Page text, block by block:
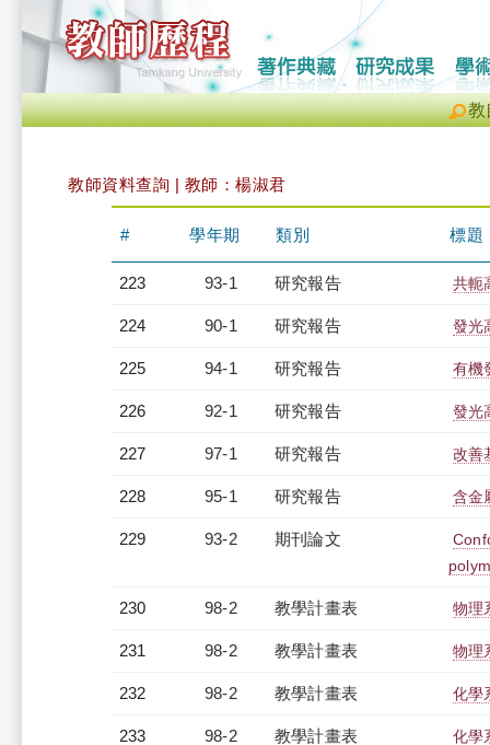
教
教師資料查詢 | 教師：楊淑君
# 學年期 類別 標題
223 93-1 研究報告 共軛
224 90-1 研究報告 發光
225 94-1 研究報告 有機
226 92-1 研究報告 發光
227 97-1 研究報告 改善
228 95-1 研究報告 含金
229 93-2 期刊論文
230 98-2 教學計畫表 物理
231 98-2 教學計畫表 物理
232 98-2 教學計畫表 化學
233 98-2 教學計畫表 化學